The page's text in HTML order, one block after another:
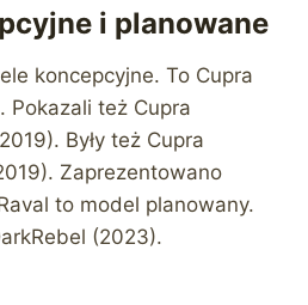
i planowane
koncepcyjne. To Cupra
Pokazali też Cupra
Były też Cupra
Zaprezentowano
to model planowany.
(2023).